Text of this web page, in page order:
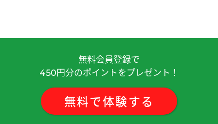
( 40代 男性 )
いつも楽しく会話しています。こちらの話を色々覚
えてくれてありがとうございます！( 40代 男性 )
老师也辛苦了！( 女性 )
無料会員登録で
450円分のポイントをプレゼント！
無料で体験する